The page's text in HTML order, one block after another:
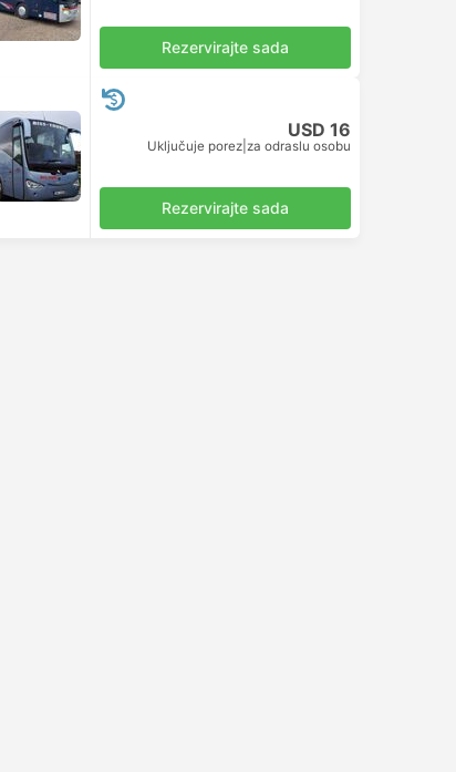
Rezervirajte sada
USD 16
Uključuje porez za odraslu osobu
Rezervirajte sada